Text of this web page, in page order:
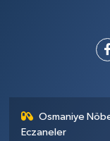
Osmaniye
Eczaneler